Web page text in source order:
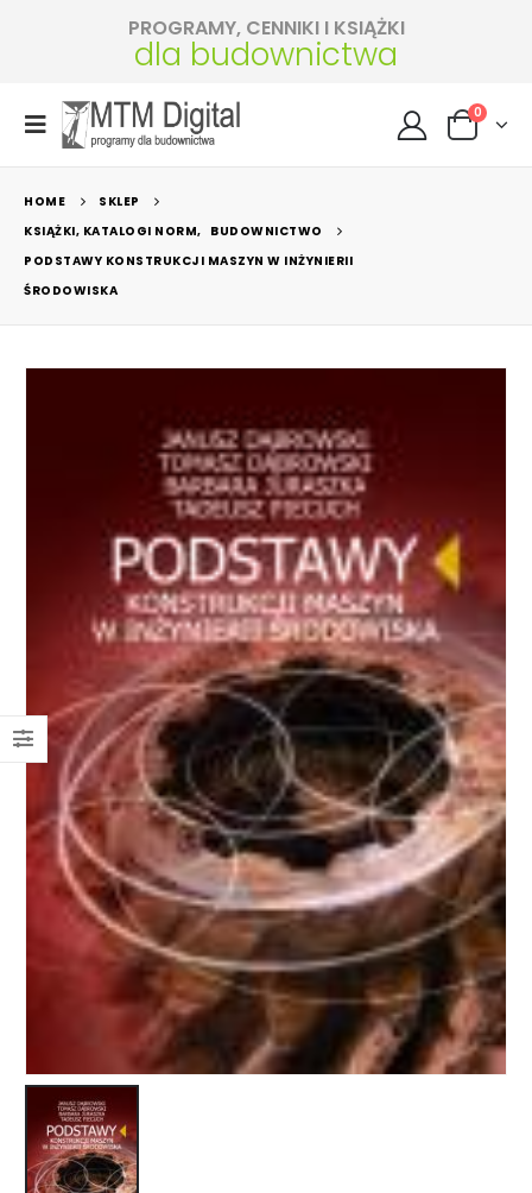
PROGRAMY, CENNIKI I KSIĄŻKI
dla budownictwa
0
HOME
SKLEP
KSIĄŻKI, KATALOGI NORM, BUDOWNICTWO
PODSTAWY KONSTRUKCJI MASZYN W INŻYNIERII
ŚRODOWISKA